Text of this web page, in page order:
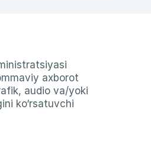
axborot
audio va/yoki
ko‘rsatuvchi